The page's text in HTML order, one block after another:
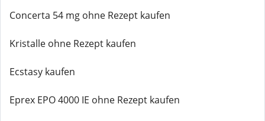
Concerta 54 mg ohne Rezept kaufen
Kristalle ohne Rezept kaufen
Ecstasy kaufen
Eprex EPO 4000 IE ohne Rezept kaufen